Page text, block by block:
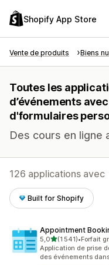
Shopify App Store
Vente de produits Biens
Toutes les
d’événements
d'formulaires
Des cours en ligne
126 applications avec
Built for Shopify
Appointment
5,0étoile(s) sur 5
(1 541)
1541 avis au total
•Forfait
Application de prise
des événements